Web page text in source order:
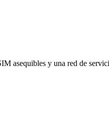
asequibles y una red de